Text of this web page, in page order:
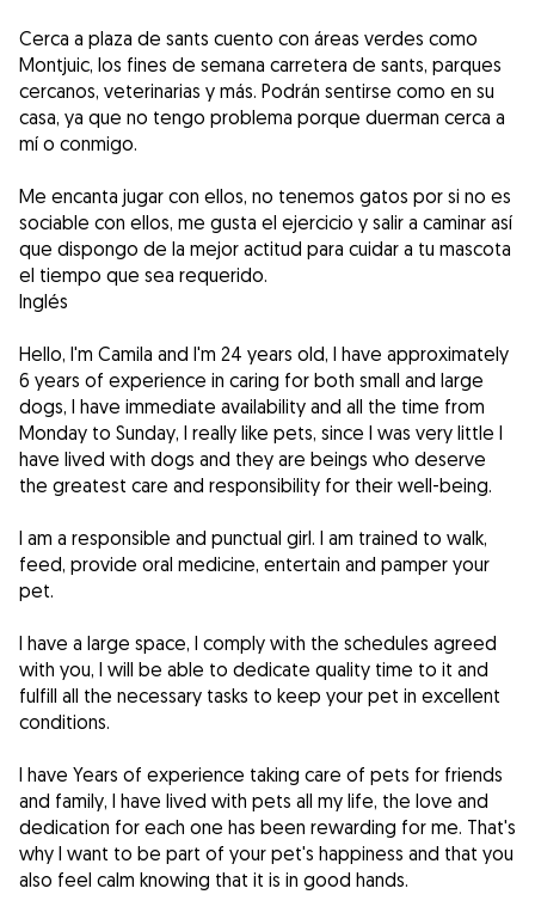
Cerca a plaza de sants cuento con áreas verdes como
Montjuic, los fines de semana carretera de sants, parques
cercanos, veterinarias y más. Podrán sentirse como en su
casa, ya que no tengo problema porque duerman cerca a
mí o conmigo.
Me encanta jugar con ellos, no tenemos gatos por si no es
sociable con ellos, me gusta el ejercicio y salir a caminar así
que dispongo de la mejor actitud para cuidar a tu mascota
el tiempo que sea requerido.
Inglés
Hello, I'm Camila and I'm 24 years old, I have approximately
6 years of experience in caring for both small and large
dogs, I have immediate availability and all the time from
Monday to Sunday, I really like pets, since I was very little I
have lived with dogs and they are beings who deserve
the greatest care and responsibility for their well-being.
I am a responsible and punctual girl. I am trained to walk,
feed, provide oral medicine, entertain and pamper your
pet.
I have a large space, I comply with the schedules agreed
with you, I will be able to dedicate quality time to it and
fulfill all the necessary tasks to keep your pet in excellent
conditions.
I have Years of experience taking care of pets for friends
and family, I have lived with pets all my life, the love and
dedication for each one has been rewarding for me. That's
why I want to be part of your pet's happiness and that you
also feel calm knowing that it is in good hands.